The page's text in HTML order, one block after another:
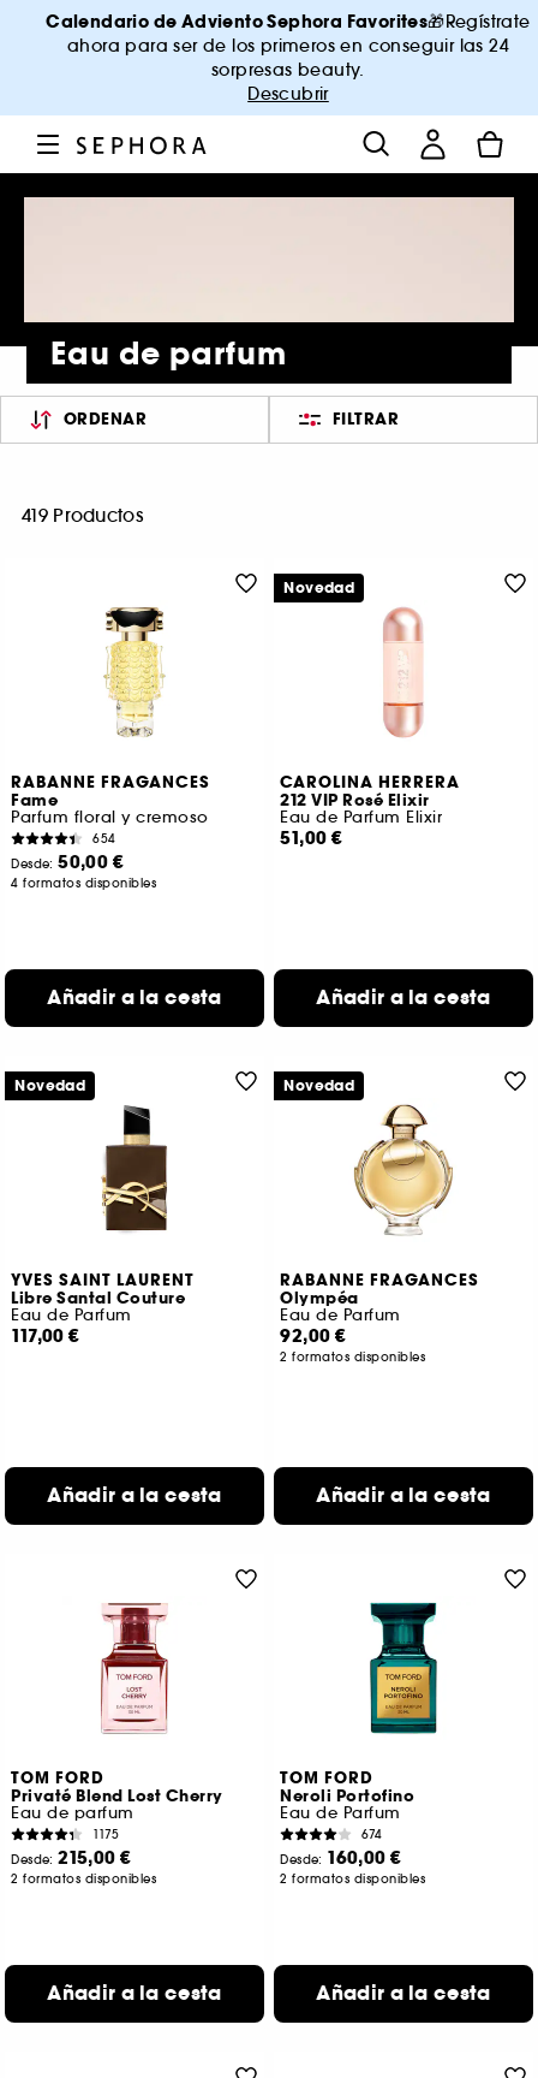
Calendario de Adviento Sephora Favorites🎁Regístrate
ahora para ser de los primeros en conseguir las 24
sorpresas beauty.
Descubrir
Eau de parfum
ORDENAR FILTRAR
419 Productos
RABANNE FRAGANCES
Fame
Parfum floral y cremoso
654
Desde:50,00 €
4 formatos disponibles
Añadir a la cesta
CAROLINA HERRERA
212 VIP Rosé Elixir
Eau de Parfum Elixir
51,00 €
Añadir a la cesta
Novedad
YVES SAINT LAURENT
Libre Santal Couture
Eau de Parfum
117,00 €
Añadir a la cesta
Novedad
RABANNE FRAGANCES
Olympéa
Eau de Parfum
92,00 €
2 formatos disponibles
Añadir a la cesta
Novedad
TOM FORD
Privaté Blend Lost Cherry
Eau de parfum
1175
Desde:215,00 €
2 formatos disponibles
Añadir a la cesta
TOM FORD
Neroli Portofino
Eau de Parfum
674
Desde: 160,00 €
2 formatos disponibles
Añadir a la cesta